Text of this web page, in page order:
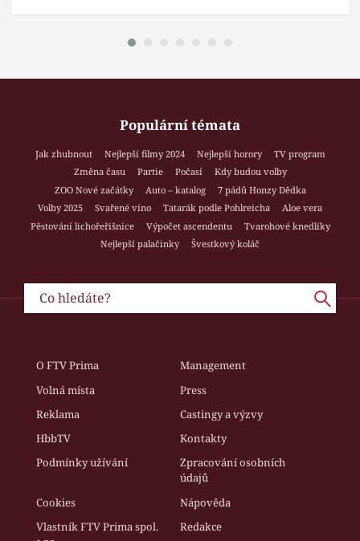
Populární témata
Jak zhubnout Nejlepší filmy 2024 Nejlepší horory
TV program
Změna času
Partie Počasí
Kdy budou volby
ZOO Nové začátky
Auto – katalog
7 pádů Honzy Dědka
Volby 2025
Svařené víno Tatarák podle Pohlreicha
Aloe vera
Pěstování lichořeřišnice
Výpočet ascendentu
Tvarohové knedlíky
Nejlepší palačinky
Švestkový koláč
O FTV Prima
Management
Volná místa
Press
Reklama
Castingy a výzvy
HbbTV
Kontakty
Podmínky užívání
Zpracování osobních
údajů
Cookies
Nápověda
Vlastník FTV Prima spol.
Redakce